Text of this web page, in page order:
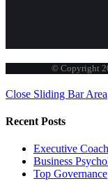
© Copyright
Close Sliding Bar Area
Recent Posts
Executive
Business
Top Governance